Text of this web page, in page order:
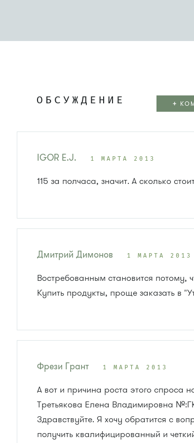
ОБСУЖДЕНИЕ +
IGOR E.J. 1 МАРТА 2013
115 за полчаса, значит. А сколько
Дмитрий Димонов 1 МАРТА 2013
Востребованным становится потому,
Купить продукты, проще заказать в
Фрези Грант 1 МАРТА 2013
А вот и причина роста этого спроса
Третьякова Елена Владимировна
Здравствуйте. Я хочу обратится с
получить квалифицированный и